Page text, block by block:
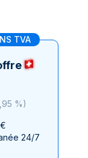
TVA
%)
24/7